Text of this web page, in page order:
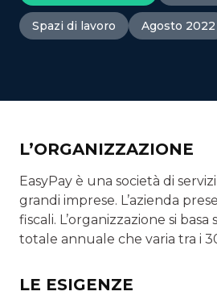
Spazi di lavoro Agosto 2022
L’ORGANIZZAZIONE
EasyPay è una società di
grandi imprese. L’azienda
fiscali. L’organizzazione si
totale annuale che varia tra i
LE ESIGENZE